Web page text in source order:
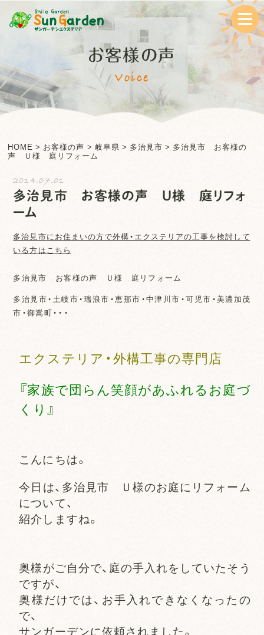
お客様の声
Voice
HOME > お客様の声 > 岐阜県 > 多治見市 > 多治見市 お客様の
声 Ｕ様 庭リフォーム
2014.07.01
多治見市 お客様の声 Ｕ様 庭リフォ
ーム
多治見市にお住まいの方で外構・エクステリアの工事を検討して
いる方はこちら
多治見市 お客様の声 Ｕ様 庭リフォーム
多治見市・土岐市・瑞浪市・恵那市・中津川市・可児市・美濃加茂
市・御嵩町・・・
エクステリア・外構工事の専門店
『家族で団らん笑顔があふれるお庭づ
くり』
こんにちは。
今日は、多治見市 Ｕ様のお庭にリフォーム
について、
紹介しますね。
奥様がご自分で、庭の手入れをしていたそう
ですが、
奥様だけでは、お手入れできなくなったの
で、
サンガーデンに依頼されました。